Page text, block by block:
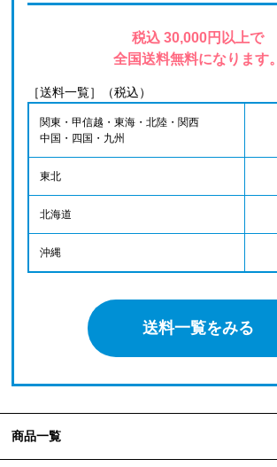
税込 30,000円以上で
全国送料無料になります。
［送料一覧］（税込）
関東・甲信越・東海・北陸・関西
中国・四国・九州
東北
北海道
沖縄
送料一覧をみる
商品一覧